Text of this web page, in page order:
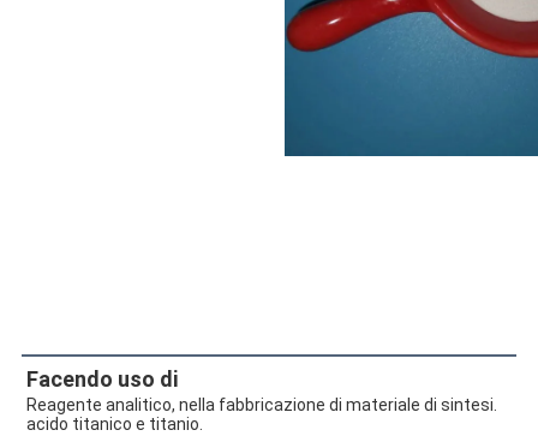
Facendo uso di
Reagente analitico, nella fabbricazione di materiale di sintesi.
acido titanico e titanio.